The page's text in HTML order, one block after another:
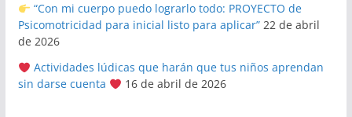
“Con mi cuerpo puedo lograrlo todo: PROYECTO de
Psicomotricidad para inicial listo para aplicar” 22 de abril
de 2026
Actividades lúdicas que harán que tus niños aprendan
sin darse cuenta
16 de abril de 2026